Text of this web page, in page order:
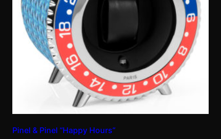
Pinel & Pinel “Happy Hours”